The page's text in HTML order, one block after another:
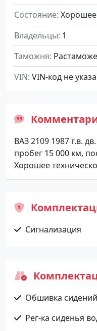
Состояние Хорошее
Владельцы 1
Таможня
VIN VIN-код не
ВАЗ 2109 1987 г.в.
пробег 15 000 км,
Хорошее
Сигнализация
Обшивка
Рег-ка сиденья